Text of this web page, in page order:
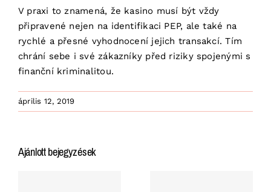
V praxi to znamená, že kasino musí být vždy
připravené nejen na identifikaci PEP, ale také na
rychlé a přesné vyhodnocení jejich transakcí. Tím
chrání sebe i své zákazníky před riziky spojenými s
finanční kriminalitou.
április 12, 2019
Ajánlott bejegyzések